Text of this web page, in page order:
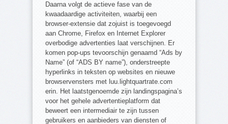
Daarna volgt de actieve fase van de
kwaadaardige activiteiten, waarbij een
browser-extensie dat zojuist is toegevoegd
aan Chrome, Firefox en Internet Explorer
overbodige advertenties laat verschijnen. Er
komen pop-ups tevoorschijn genaamd “Ads by
Name” (of “ADS BY name”), onderstreepte
hyperlinks in teksten op websites en nieuwe
browservensters met luu.lightquartrate.com
erin. Het laatstgenoemde zijn landingspagina’s
voor het gehele advertentieplatform dat
beweert een intermediair te zijn tussen
gebruikers en aanbieders van diensten of